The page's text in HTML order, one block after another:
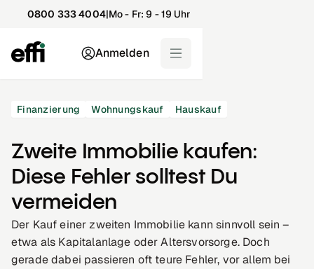
0800 333 4004|Mo - Fr: 9 - 19 Uhr
Anmelden
Finanzierung Wohnungskauf Hauskauf
Zweite Immobilie kaufen:
Diese Fehler solltest Du
vermeiden
Der Kauf einer zweiten Immobilie kann sinnvoll sein –
etwa als Kapitalanlage oder Altersvorsorge. Doch
gerade dabei passieren oft teure Fehler, vor allem bei